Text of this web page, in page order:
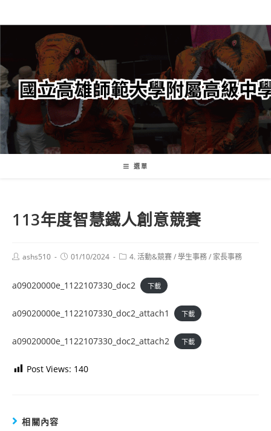
轉
要
內
容
選單
113年度智慧鐵人創意競賽
Postashs510
Post01/10/2024
Post4. 活動&競賽/學生事務/ 家長事務
a09020000e_1122107330_doc2 下載
a09020000e_1122107330_doc2_attach1 下載
a09020000e_1122107330_doc2_attach2 下載
Post Views: 140
相關內容